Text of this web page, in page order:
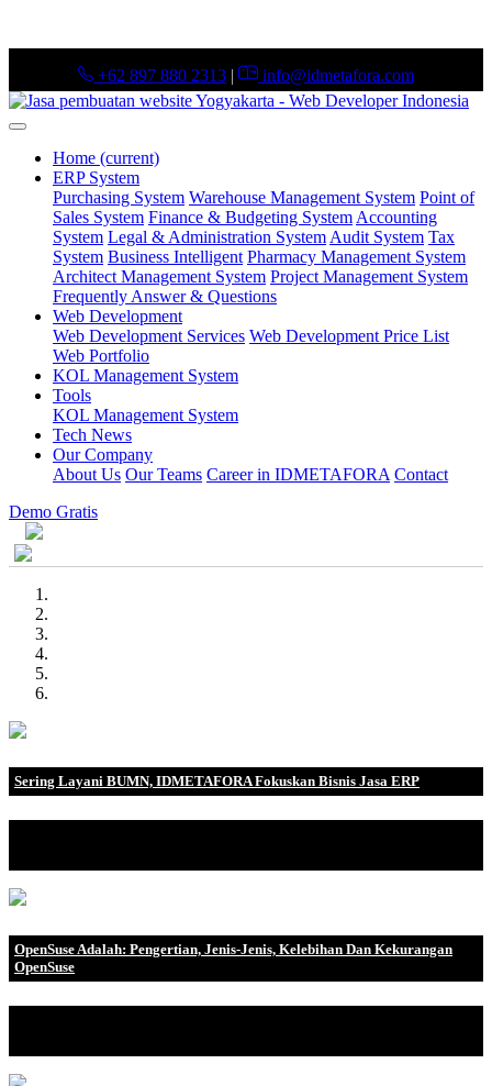
+62 897 880 2313 | info@idmetafora.com
Home (current)
ERP System
Purchasing System Warehouse Management System Point of
Sales System Finance & Budgeting System Accounting
System Legal & Administration System Audit System Tax
System Business Intelligent Pharmacy Management System
Architect Management System Project Management System
Frequently Answer & Questions
Web Development
Web Development Services Web Development Price List
Web Portfolio
KOL Management System
Tools
KOL Management System
Tech News
Our Company
About Us Our Teams Career in IDMETAFORA Contact
Demo Gratis
Sering Layani BUMN, IDMETAFORA Fokuskan Bisnis Jasa ERP
OpenSuse Adalah: Pengertian, Jenis-Jenis, Kelebihan Dan Kekurangan
OpenSuse